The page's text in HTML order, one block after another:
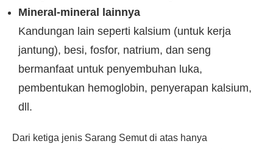
Mineral-mineral lainnya
Kandungan lain seperti kalsium (untuk kerja
jantung), besi, fosfor, natrium, dan seng
bermanfaat untuk penyembuhan luka,
pembentukan hemoglobin, penyerapan kalsium,
dll.
Dari ketiga jenis Sarang Semut di atas hanya